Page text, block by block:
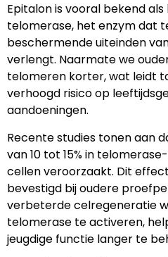
Epitalon is vooral bekend
telomerase, het enzym dat
beschermende uiteinden
verlengt. Naarmate we
telomeren korter, wat leidt
verhoogd risico op
aandoeningen.
Recente studies tonen aan
van 10 tot 15% in
cellen veroorzaakt. Dit
bevestigd bij oudere
verbeterde celregeneratie
telomerase te activeren,
jeugdige functie langer te